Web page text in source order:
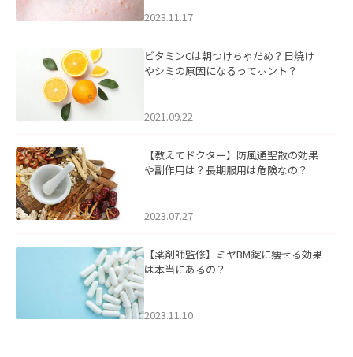
2023.11.17
ビタミンCは朝つけちゃだめ？日焼け
やシミの原因になるってホント？
2021.09.22
【教えてドクター】防風通聖散の効果
や副作用は？長期服用は危険なの？
2023.07.27
【薬剤師監修】ミヤBM錠に痩せる効果
は本当にあるの？
2023.11.10